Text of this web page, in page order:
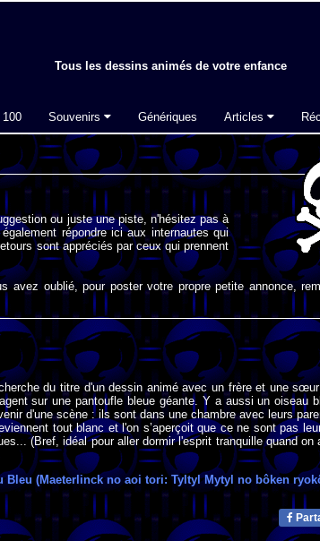
Tous les dessins animés de votre enfance
100 Souvenirs Génériques Articles
ou juste une piste, n'hésitez pas à
répondre ici aux internautes qui
sont appréciés par ceux qui prennent
oublié, pour poster votre propre petite annonce,
du titre d'un dessin animé avec un frère et une sœur
sur une pantoufle bleue géante. Y a aussi un oiseau
d'une scène : ils sont dans une chambre avec leurs
tout blanc et l'on s’aperçoit que ce ne sont pas
(Bref, idéal pour aller dormir l'esprit tranquille quand on
Bleu (Maeterlinck no aoi tori: Tyltyl Mytyl no bôken